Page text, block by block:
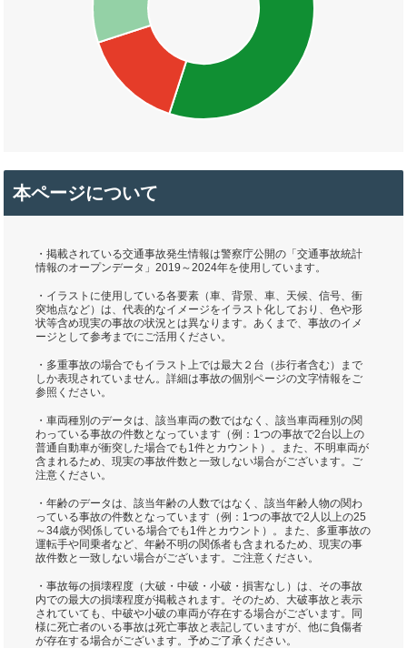
本ページについて
・掲載されている交通事故発生情報は警察庁公開の「交通事故統計
情報のオープンデータ」2019～2024年を使用しています。
・イラストに使用している各要素（車、背景、車、天候、信号、衝
突地点など）は、代表的なイメージをイラスト化しており、色や形
状等含め現実の事故の状況とは異なります。あくまで、事故のイメ
ージとして参考までにご活用ください。
・多重事故の場合でもイラスト上では最大２台（歩行者含む）まで
しか表現されていません。詳細は事故の個別ページの文字情報をご
参照ください。
・車両種別のデータは、該当車両の数ではなく、該当車両種別の関
わっている事故の件数となっています（例：1つの事故で2台以上の
普通自動車が衝突した場合でも1件とカウント）。また、不明車両が
含まれるため、現実の事故件数と一致しない場合がございます。ご
注意ください。
・年齢のデータは、該当年齢の人数ではなく、該当年齢人物の関わ
っている事故の件数となっています（例：1つの事故で2人以上の25
～34歳が関係している場合でも1件とカウント）。また、多重事故の
運転手や同乗者など、年齢不明の関係者も含まれるため、現実の事
故件数と一致しない場合がございます。ご注意ください。
・事故毎の損壊程度（大破・中破・小破・損害なし）は、その事故
内での最大の損壊程度が掲載されます。そのため、大破事故と表示
されていても、中破や小破の車両が存在する場合がございます。同
様に死亡者のいる事故は死亡事故と表記していますが、他に負傷者
が存在する場合がございます。予めご了承ください。